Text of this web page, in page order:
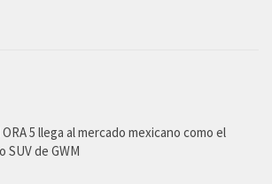
ORA 5 llega al mercado mexicano como el
SUV de GWM